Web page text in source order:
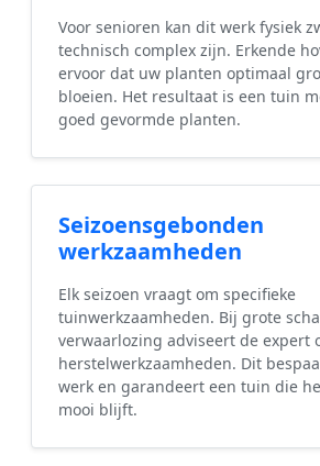
Voor senioren kan dit werk fysiek
technisch complex zijn. Erkende
ervoor dat uw planten optimaal
bloeien. Het resultaat is een tuin
goed gevormde planten.
Seizoensgebonden
werkzaamheden
Elk seizoen vraagt om specifieke
tuinwerkzaamheden. Bij grote
verwaarlozing adviseert de expert
herstelwerkzaamheden. Dit
werk en garandeert een tuin die
mooi blijft.